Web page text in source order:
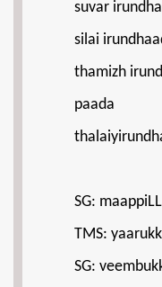
suvar
silai
thamizh
paada
SG:
TMS:
SG: